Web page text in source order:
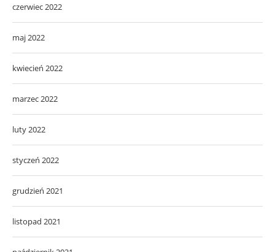
czerwiec 2022
maj 2022
kwiecień 2022
marzec 2022
luty 2022
styczeń 2022
grudzień 2021
listopad 2021